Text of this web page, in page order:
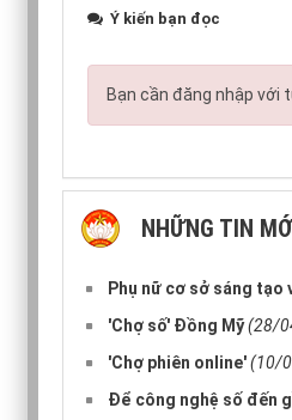
Ý kiến bạn đọc
Bạn cần đăng nhập với
NHỮNG TIN
Phụ nữ cơ sở sáng tạo
'Chợ số' Đồng Mỹ(28/
'Chợ phiên online'(10/
Để công nghệ số đến